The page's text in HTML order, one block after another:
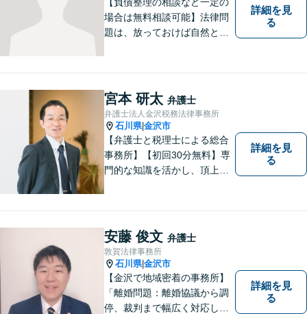
場合は無料相談可能】法律問
題は、放っておけば自然と解
行うことが、解決への近道と
なります。 お気軽にご相談く
ださい。
詳細を見
る
宮本 研太 弁護士
弁護士法人金沢税務法律事務所
石川県|金沢市
【弁護士と税理士による総合
事務所】【初回30分無料】専
門的な知識を活かし、頂上＝
トします。 事務所ホームペー
ジあります。
詳細を見
る
安藤 俊文 弁護士
敦賀法律事務所
石川県|金沢市
【金沢で地域密着の事務所】
「離婚問題：離婚協議から調
停、裁判まで幅広く対応し、
詳細を見
る